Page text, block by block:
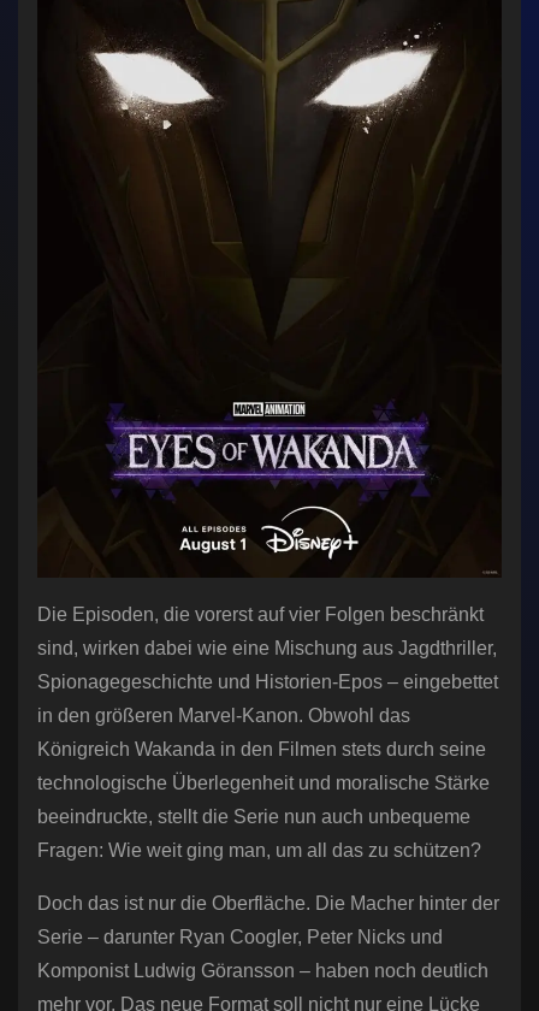
Die Episoden, die vorerst auf vier Folgen beschränkt
sind, wirken dabei wie eine Mischung aus Jagdthriller,
Spionagegeschichte und Historien-Epos – eingebettet
in den größeren Marvel-Kanon. Obwohl das
Königreich Wakanda in den Filmen stets durch seine
technologische Überlegenheit und moralische Stärke
beeindruckte, stellt die Serie nun auch unbequeme
Fragen: Wie weit ging man, um all das zu schützen?
Doch das ist nur die Oberfläche. Die Macher hinter der
Serie – darunter Ryan Coogler, Peter Nicks und
Komponist Ludwig Göransson – haben noch deutlich
mehr vor. Das neue Format soll nicht nur eine Lücke